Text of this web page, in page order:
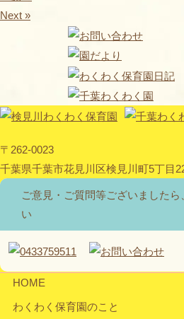
Next »
〒262-0023
千葉県千葉市花見川区検見川町5丁目
ご意見・ご質問等ございました
い
HOME
わくわく保育園のこと